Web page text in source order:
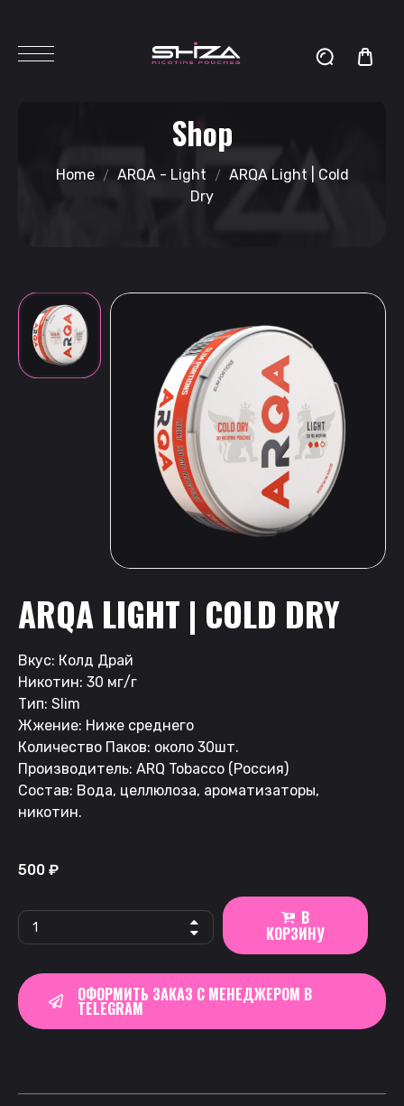
Shop
Home ARQA - Light
ARQA Light | Cold
Dry
ARQA LIGHT | COLD DRY
Вкус: Колд Драй
Никотин: 30 мг/г
Тип: Slim
Жжение: Ниже среднего
Количество Паков: около 30шт.
Производитель: ARQ Tobacco (Россия)
Состав: Вода, целлюлоза, ароматизаторы,
никотин.
500 ₽
В
КОРЗИНУ
ОФОРМИТЬ ЗАКАЗ С МЕНЕДЖЕРОМ В
TELEGRAM